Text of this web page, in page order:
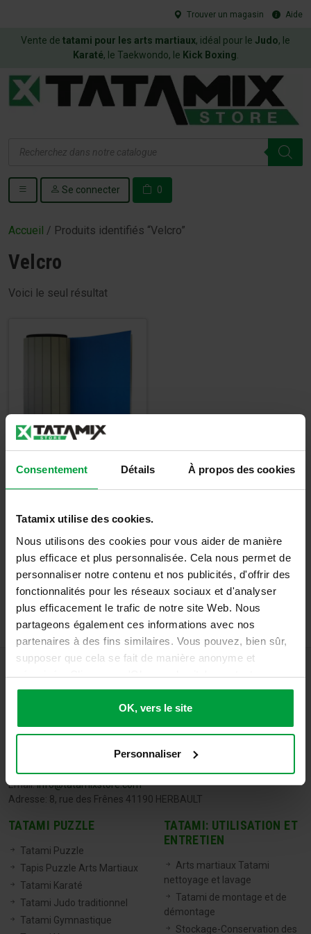
Consentement Détails À propos des cookies
Tatamix utilise des cookies.
Nous utilisons des cookies pour vous aider de manière
plus efficace et plus personnalisée. Cela nous permet de
personnaliser notre contenu et nos publicités, d'offrir des
fonctionnalités pour les réseaux sociaux et d'analyser
plus efficacement le trafic de notre site Web. Nous
partageons également ces informations avec nos
partenaires à des fins similaires. Vous pouvez, bien sûr,
supposer que cela se fait de manière anonyme et
sécurisée. Cliquez sur 'Ok, vers le site' pour tout
accepter ou ajustez manuellement vos préférences.
OK, vers le site
Personnaliser
Trouver un magasin Aide
Vente de tatami pour les arts martiaux, idéal pour le Judo, le
Karaté, le Taekwondo, le Kick Boxing
de
Se connecter 0
Accueil / Produits identifiés “Velcro”
Velcro
Voici le seul résultat
Tatami enroulable
avec VELCRO -
Détails
Tel:06 71 20 04 30
Email:info@tatamixstore.com
Adresse: 8, rue des Frênes 41190 HERBAULT
TATAMI PUZZLE
Tatami Puzzle
Tapis Puzzle Arts Martiaux
Tatami Karaté
Tatami Judo traditionnel
Tatami Gymnastique
TATAMI: UTILISATION ET
ENTRETIEN
Arts martiaux Tatami
nettoyage et lavage
Tatami de montage et de
démontage
Stockage-Conservation des